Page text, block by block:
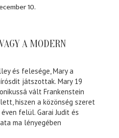
10.
A MODERN
és felesége, Mary a
játszottak. Mary 19
vált Frankenstein
hiszen a közönség szeret
felül. Garai Judit és
ma lényegében